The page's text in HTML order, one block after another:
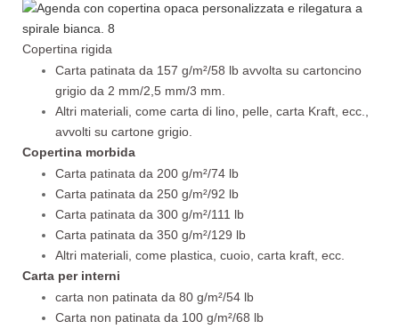
Copertina rigida
Carta patinata da 157 g/m²/58 lb avvolta su cartoncino
grigio da 2 mm/2,5 mm/3 mm.
Altri materiali, come carta di lino, pelle, carta Kraft, ecc.,
avvolti su cartone grigio.
Copertina morbida
Carta patinata da 200 g/m²/74 lb
Carta patinata da 250 g/m²/92 lb
Carta patinata da 300 g/m²/111 lb
Carta patinata da 350 g/m²/129 lb
Altri materiali, come plastica, cuoio, carta kraft, ecc.
Carta per interni
carta non patinata da 80 g/m²/54 lb
Carta non patinata da 100 g/m²/68 lb